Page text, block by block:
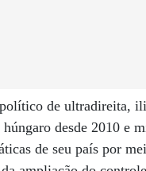
de ultradireita,
desde 2010 e
de seu país por